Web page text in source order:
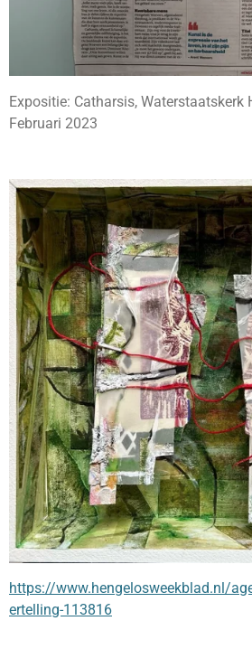
Expositie: Catharsis, Waterstaatskerk
Februari 2023
https://www.hengelosweekblad.nl/
ertelling-113816